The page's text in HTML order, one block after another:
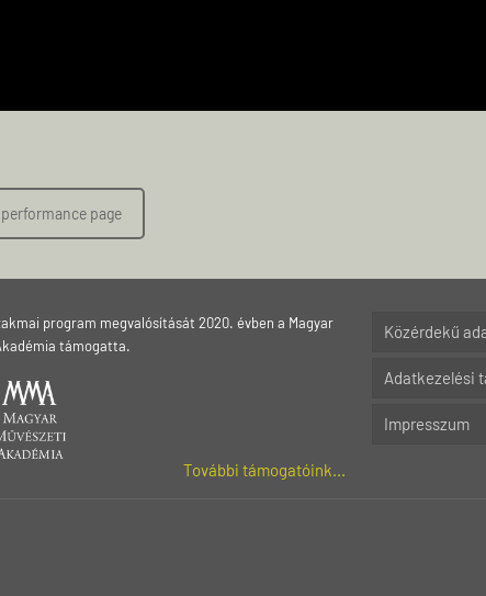
page
program megvalósítását 2020. évben a Magyar
támogatta.
További támogatóink...
Közérdekű
Adatkezelési
Impresszum